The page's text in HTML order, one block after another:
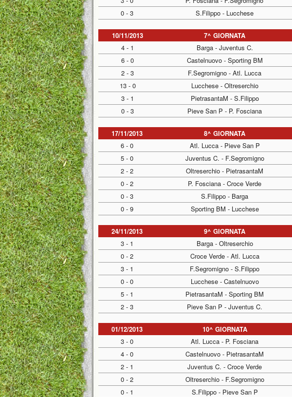
0 - 3
S.Filippo - Lucchese
10/11/2013 7^ GIORNATA
4 - 1
Barga - Juventus C.
6 - 0
Castelnuovo - Sporting BM
2 - 3
F.Segromigno - Atl. Lucca
13 - 0
Lucchese - Oltreserchio
3 - 1
PietrasantaM - S.Filippo
0 - 3
Pieve San P - P. Fosciana
17/11/2013 8^ GIORNATA
6 - 0
Atl. Lucca - Pieve San P
5 - 0
Juventus C. - F.Segromigno
2 - 2
Oltreserchio - PietrasantaM
0 - 2
P. Fosciana - Croce Verde
0 - 3
S.Filippo - Barga
0 - 9
Sporting BM - Lucchese
24/11/2013 9^ GIORNATA
3 - 1
Barga - Oltreserchio
0 - 2
Croce Verde - Atl. Lucca
3 - 1
F.Segromigno - S.Filippo
0 - 0
Lucchese - Castelnuovo
5 - 1
PietrasantaM - Sporting BM
2 - 3
Pieve San P - Juventus C.
01/12/2013 10^ GIORNATA
3 - 0
Atl. Lucca - P. Fosciana
4 - 0
Castelnuovo - PietrasantaM
2 - 1
Juventus C. - Croce Verde
0 - 2
Oltreserchio - F.Segromigno
0 - 1
S.Filippo - Pieve San P